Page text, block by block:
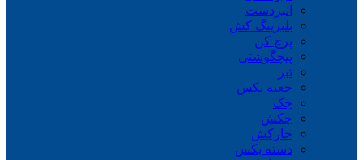
انبردست
بلبرینگ کش
پرچ کن
پیچگوشتی
تبر
جعبه بکس
جک
چکش
خارکش
دسته بکس